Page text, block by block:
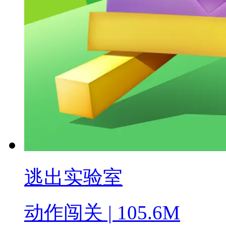
逃出实验室
动作闯关 | 105.6M